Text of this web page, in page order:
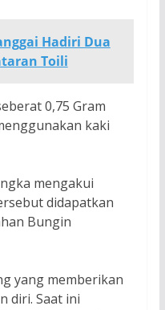
Hadiri Dua
Toili
0,75 Gram
kaki
mengakui
didapatkan
Bungin
yang memberikan
diri. Saat ini